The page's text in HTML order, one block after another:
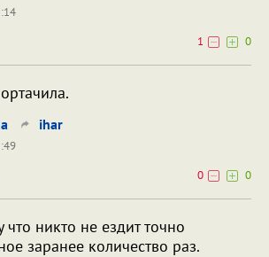
1
0
ihar
0
0
что никто не ездит точно
заранее количество раз.